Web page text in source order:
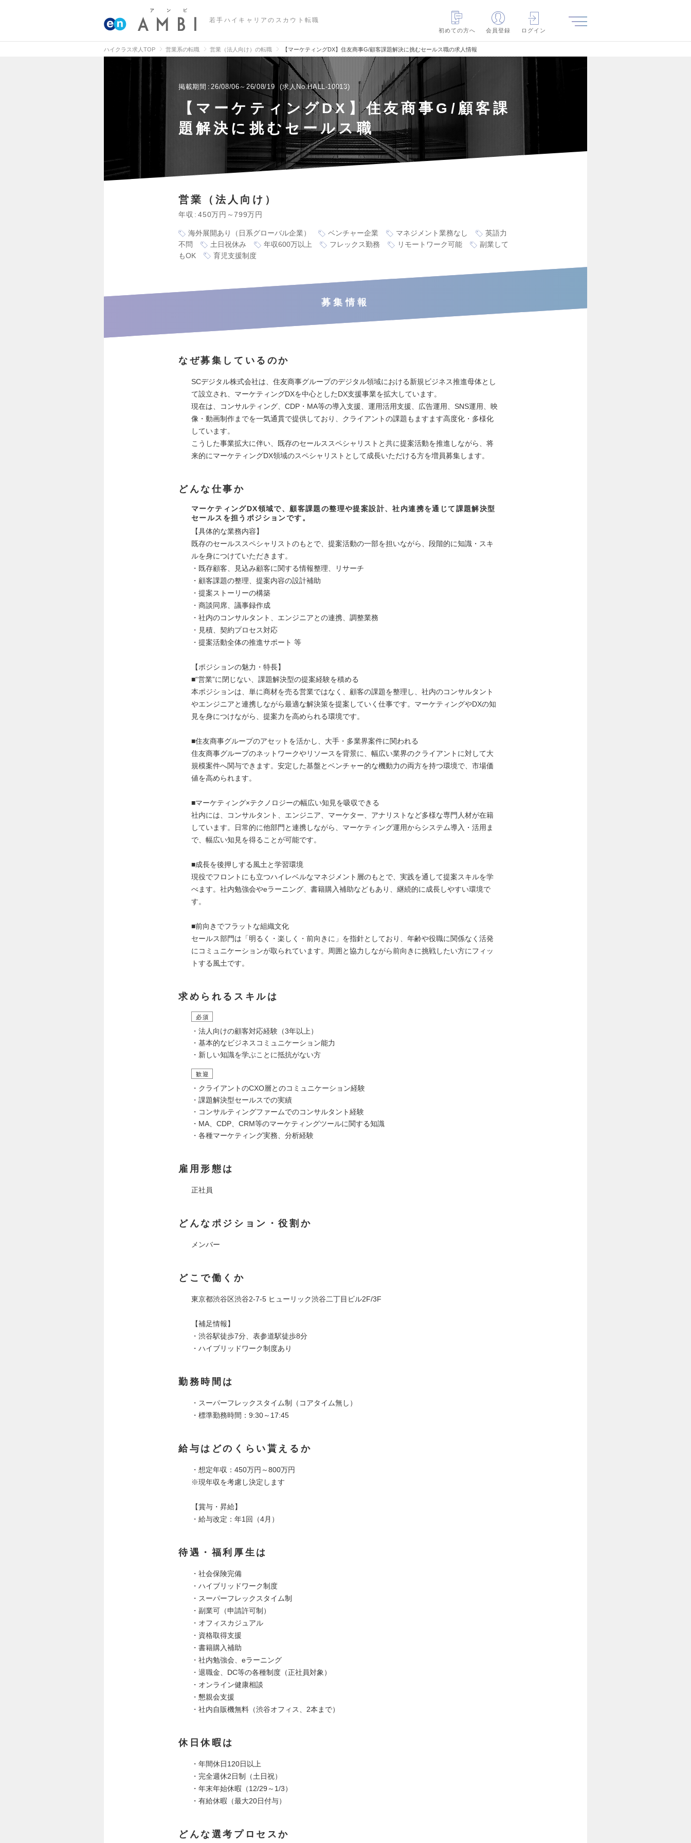
若手ハイキャリアのスカウト転職
初めての方へ
会員登録 ログイン
ハイクラス求人TOP 営業系の転職 営業（法人向け）の転職 【マーケティングDX】住友商事G/顧客課題解決に挑むセールス職の求人情報
掲載期間 26/08/06～26/08/19 求人No.HALL-10913
【マーケティングDX】住友商事G/顧客課
題解決に挑むセールス職
営業（法人向け）
年収 450万円～799万円
海外展開あり（日系グローバル企業） ベンチャー企業 マネジメント業務なし
英語力
不問
土日祝休み 年収600万以上 フレックス勤務 リモートワーク可能
副業して
もOK
育児支援制度
募集情報
なぜ募集しているのか
SCデジタル株式会社は、住友商事グループのデジタル領域における新規ビジネス推進母体とし
て設立され、マーケティングDXを中心としたDX支援事業を拡大しています。
現在は、コンサルティング、CDP・MA等の導入支援、運用活用支援、広告運用、SNS運用、映
像・動画制作までを一気通貫で提供しており、クライアントの課題もますます高度化・多様化
しています。
こうした事業拡大に伴い、既存のセールススペシャリストと共に提案活動を推進しながら、将
来的にマーケティングDX領域のスペシャリストとして成長いただける方を増員募集します。
どんな仕事か
マーケティングDX領域で、顧客課題の整理や提案設計、社内連携を通じて課題解決型
セールスを担うポジションです。
【具体的な業務内容】
既存のセールススペシャリストのもとで、提案活動の一部を担いながら、段階的に知識・スキ
ルを身につけていただきます。
・既存顧客、見込み顧客に関する情報整理、リサーチ
・顧客課題の整理、提案内容の設計補助
・提案ストーリーの構築
・商談同席、議事録作成
・社内のコンサルタント、エンジニアとの連携、調整業務
・見積、契約プロセス対応
・提案活動全体の推進サポート 等
【ポジションの魅力・特長】
■“営業”に閉じない、課題解決型の提案経験を積める
本ポジションは、単に商材を売る営業ではなく、顧客の課題を整理し、社内のコンサルタント
やエンジニアと連携しながら最適な解決策を提案していく仕事です。マーケティングやDXの知
見を身につけながら、提案力を高められる環境です。
■住友商事グループのアセットを活かし、大手・多業界案件に関われる
住友商事グループのネットワークやリソースを背景に、幅広い業界のクライアントに対して大
規模案件へ関与できます。安定した基盤とベンチャー的な機動力の両方を持つ環境で、市場価
値を高められます。
■マーケティング×テクノロジーの幅広い知見を吸収できる
社内には、コンサルタント、エンジニア、マーケター、アナリストなど多様な専門人材が在籍
しています。日常的に他部門と連携しながら、マーケティング運用からシステム導入・活用ま
で、幅広い知見を得ることが可能です。
■成長を後押しする風土と学習環境
現役でフロントにも立つハイレベルなマネジメント層のもとで、実践を通して提案スキルを学
べます。社内勉強会やeラーニング、書籍購入補助などもあり、継続的に成長しやすい環境で
す。
■前向きでフラットな組織文化
セールス部門は「明るく・楽しく・前向きに」を指針としており、年齢や役職に関係なく活発
にコミュニケーションが取られています。周囲と協力しながら前向きに挑戦したい方にフィッ
トする風土です。
求められるスキルは
必須
・法人向けの顧客対応経験（3年以上）
・基本的なビジネスコミュニケーション能力
・新しい知識を学ぶことに抵抗がない方
歓迎
・クライアントのCXO層とのコミュニケーション経験
・課題解決型セールスでの実績
・コンサルティングファームでのコンサルタント経験
・MA、CDP、CRM等のマーケティングツールに関する知識
・各種マーケティング実務、分析経験
雇用形態は
正社員
どんなポジション・役割か
メンバー
どこで働くか
東京都渋谷区渋谷2-7-5 ヒューリック渋谷二丁目ビル2F/3F
【補足情報】
・渋谷駅徒歩7分、表参道駅徒歩8分
・ハイブリッドワーク制度あり
勤務時間は
・スーパーフレックスタイム制（コアタイム無し）
・標準勤務時間：9:30～17:45
給与はどのくらい貰えるか
・想定年収：450万円～800万円
※現年収を考慮し決定します
【賞与・昇給】
・給与改定：年1回（4月）
待遇・福利厚生は
・社会保険完備
・ハイブリッドワーク制度
・スーパーフレックスタイム制
・副業可（申請許可制）
・オフィスカジュアル
・資格取得支援
・書籍購入補助
・社内勉強会、eラーニング
・退職金、DC等の各種制度（正社員対象）
・オンライン健康相談
・懇親会支援
・社内自販機無料（渋谷オフィス、2本まで）
休日休暇は
・年間休日120日以上
・完全週休2日制（土日祝）
・年末年始休暇（12/29～1/3）
・有給休暇（最大20日付与）
どんな選考プロセスか